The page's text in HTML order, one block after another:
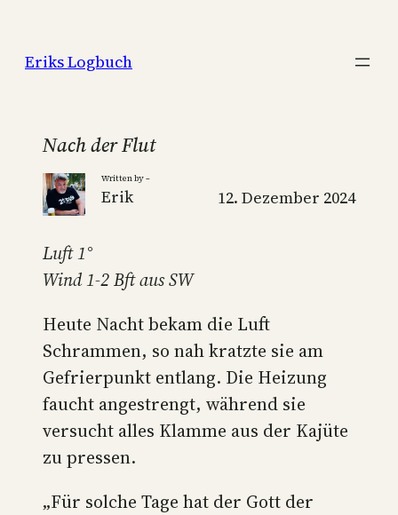
springen
Eriks Logbuch
Nach der Flut
Written by –
Erik 12. Dezember 2024
Luft 1°
Wind 1-2 Bft aus SW
Heute Nacht bekam die Luft
Schrammen, so nah kratzte sie am
Gefrierpunkt entlang. Die Heizung
faucht angestrengt, während sie
versucht alles Klamme aus der Kajüte
zu pressen.
„Für solche Tage hat der Gott der